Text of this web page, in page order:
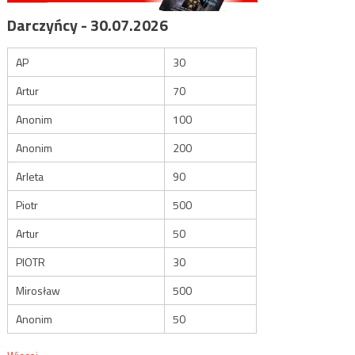
Darczyńcy - 30.07.2026
AP
30
Artur
70
Anonim
100
Anonim
200
Arleta
90
Piotr
500
Artur
50
PIOTR
30
Mirosław
500
Anonim
50